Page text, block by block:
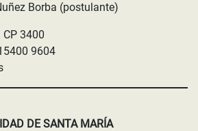
Borba (postulante)
3400
9604
DE SANTA MARÍA